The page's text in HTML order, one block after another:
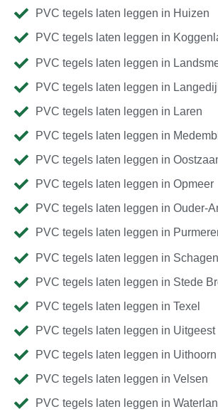
PVC tegels laten leggen in Huizen
PVC tegels laten leggen in
PVC tegels laten leggen in
PVC tegels laten leggen in
PVC tegels laten leggen in Laren
PVC tegels laten leggen in
PVC tegels laten leggen in
PVC tegels laten leggen in Opmeer
PVC tegels laten leggen in Ouder-
PVC tegels laten leggen in
PVC tegels laten leggen in Schagen
PVC tegels laten leggen in Stede
PVC tegels laten leggen in Texel
PVC tegels laten leggen in Uitgeest
PVC tegels laten leggen in Uithoorn
PVC tegels laten leggen in Velsen
PVC tegels laten leggen in